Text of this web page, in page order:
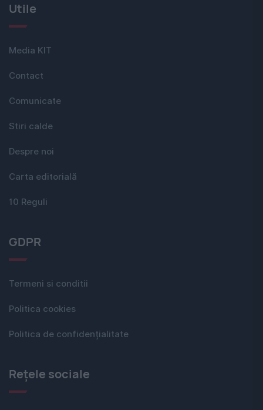
Utile
Media KIT
Contact
Comunicate
Stiri calde
Despre noi
Carta editorială
10 Reguli
GDPR
Termeni si conditii
Politica cookies
Politica de confidențialitate
Rețele sociale